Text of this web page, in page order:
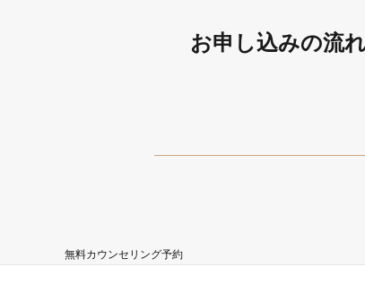
お申し込みの流
無料カウンセリング予約